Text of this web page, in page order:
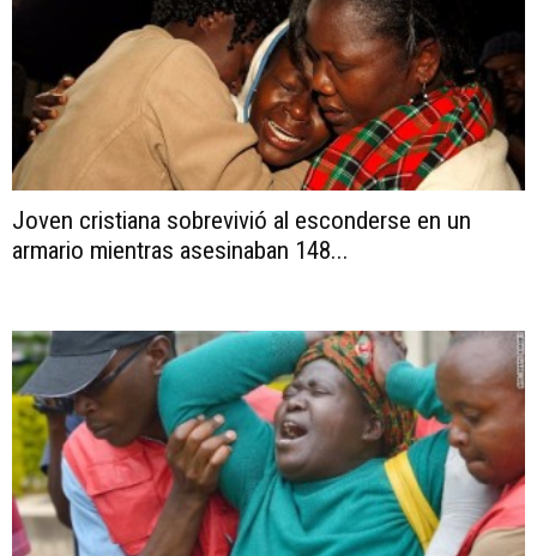
Joven cristiana sobrevivió al esconderse en un
armario mientras asesinaban 148...